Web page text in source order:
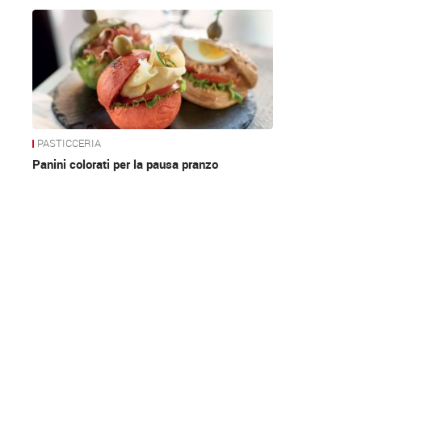
News
PASTICCERIA
Panini colorati per la pausa pranzo